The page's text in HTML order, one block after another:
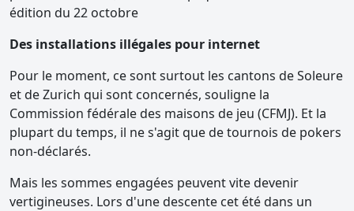
édition du 22 octobre
Des installations illégales pour internet
Pour le moment, ce sont surtout les cantons de Soleure
et de Zurich qui sont concernés, souligne la
Commission fédérale des maisons de jeu (CFMJ). Et la
plupart du temps, il ne s'agit que de tournois de pokers
non-déclarés.
Mais les sommes engagées peuvent vite devenir
vertigineuses. Lors d'une descente cet été dans un